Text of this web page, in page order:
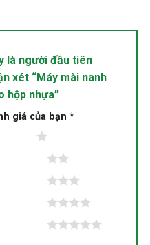
là người đầu tiên
xét “Máy mài nanh
hộp nhựa”
giá của bạn *